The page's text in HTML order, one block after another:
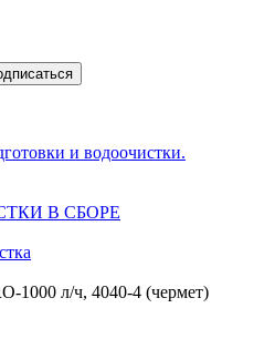
и водоочистки.
В СБОРЕ
1000 л/ч, 4040-4 (чермет)